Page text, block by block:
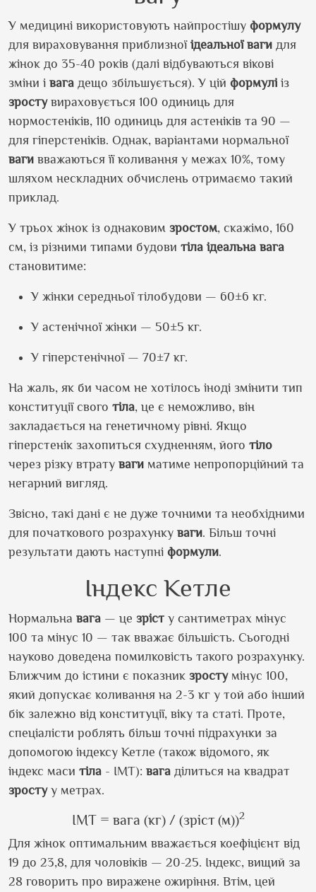
У медицині використовують найпростішу формулу
для вираховування приблизноїідеальної ваги для
жінок до 35-40 років (далі відбуваються вікові
зміни і вага дещо збільшується). У цій формулі із
зростувираховується 100 одиниць для
нормостеніків, 110 одиниць для астеніків та 90 —
для гіперстеніків. Однак, варіантами нормальної
ваги вважаються її коливання у межах 10%, тому
шляхом нескладних обчислень отримаємо такий
приклад.
У трьох жінок із однаковим зростом, скажімо, 160
см, із різними типами будови тіла ідеальна вага
становитиме:
У жінки середньої тілобудови — 60±6 кг.
У астенічної жінки — 50±5 кг.
У гіперстенічної — 70±7 кг.
На жаль, як би часом не хотілось іноді змінити тип
конституції свого тіла, це є неможливо, він
закладається на генетичному рівні. Якщо
гіперстенік захопиться схудненням, його тіло
через різку втрату ваги матиме непропорційний та
негарний вигляд.
Звісно, такі дані є не дуже точними та необхідними
для початкового розрахунку ваги. Більш точні
результати дають наступні формули.
Індекс Кетле
Нормальна вага — це зріст у сантиметрах мінус
100 та мінус 10 — так вважає більшість. Сьогодні
науково доведена помилковість такого розрахунку.
Ближчим до істини є показник зростумінус 100,
який допускає коливання на 2-3 кг у той або інший
бік залежно від конституції, віку та статі. Проте,
спеціалісти роблять більш точні підрахунки за
допомогою індексу Кетле (також відомого, як
індекс маси тіла - ІМТ): вага ділиться на квадрат
зростуу метрах.
ІМТ = вага (кг) / (зріст (м))2
Для жінок оптимальним вважається коефіцієнт від
19 до 23,8, для чоловіків — 20-25. Індекс, вищий за
28 говорить про виражене ожиріння. Втім, цей